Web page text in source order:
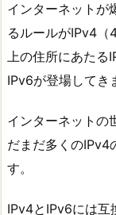
インターネットが
るルールがIPv4（
上の住所にあたる
IPv6が登場してき
インターネットの
だまだ多くのIPv4
す。
IPv4とIPv6には互